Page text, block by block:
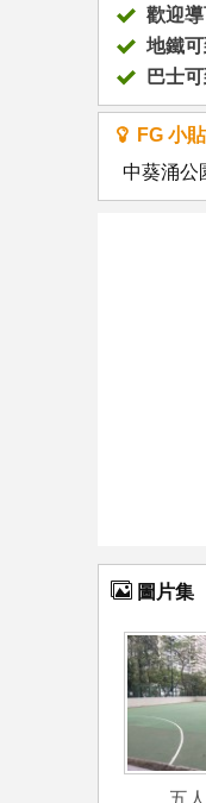
歡迎
地鐵
巴士
FG 小
中葵涌公
圖片集
五